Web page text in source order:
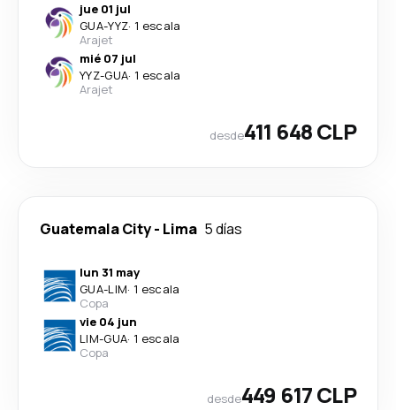
jue 01 jul
GUA-YYZ· 1 escala
Arajet
mié 07 jul
YYZ-GUA· 1 escala
Arajet
desde411 648 CLP
Guatemala City- Lima 5 días
lun 31 may
GUA-LIM· 1 escala
Copa
vie 04 jun
LIM-GUA· 1 escala
Copa
desde449 617 CLP